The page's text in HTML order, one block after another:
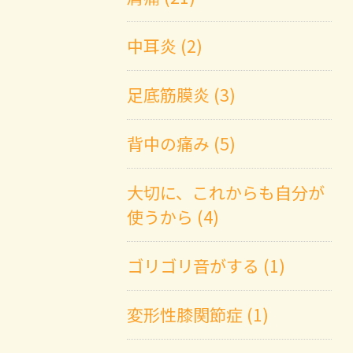
中耳炎 (2)
足底筋膜炎 (3)
背中の痛み (5)
大切に、これからも自分が
使うから (4)
ゴリゴリ音がする (1)
変形性膝関節症 (1)